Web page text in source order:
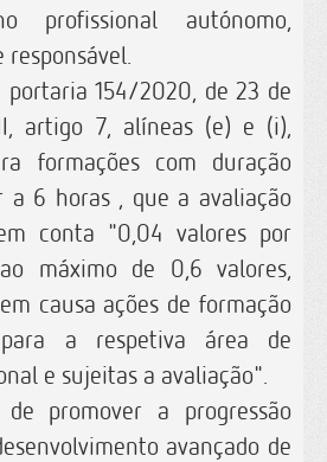
profissional autónomo,
portaria 154/2020, de 23 de
artigo 7, alíneas (e) e (i),
formações com duração
a 6 horas , que a avaliação
conta "0,04 valores por
máximo de 0,6 valores,
causa ações de formação
a respetiva área de
e sujeitas a avaliação".
promover a progressão
avançado de